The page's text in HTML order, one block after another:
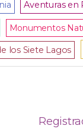
Aventuras en
Monumentos
los Siete Lagos